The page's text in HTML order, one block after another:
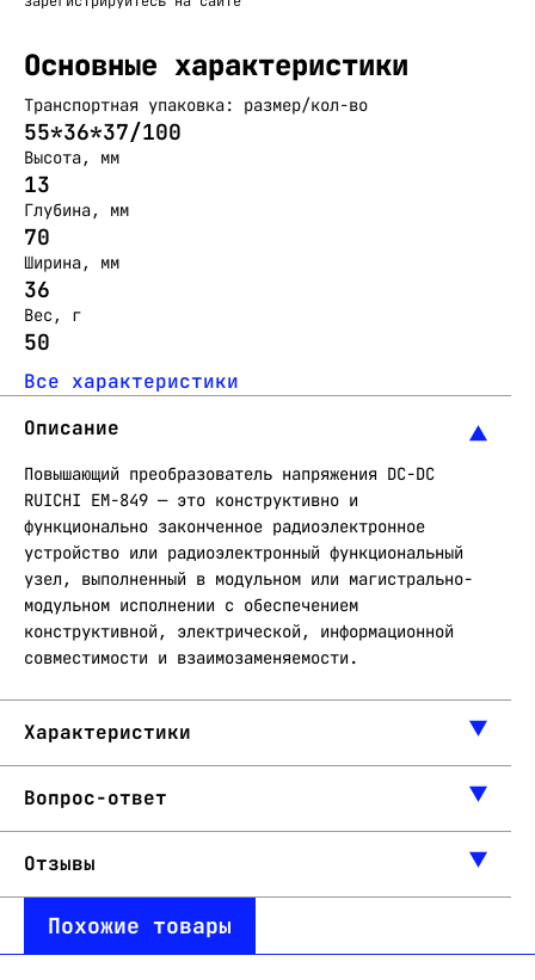
Основные характеристики
Транспортная упаковка: размер/кол-во
55*36*37/100
Высота, мм
13
Глубина, мм
70
Ширина, мм
36
Вес, г
50
Все характеристики
Описание
Повышающий преобразователь напряжения DC-DC
RUICHI EM-849 — это конструктивно и
функционально законченное радиоэлектронное
устройство или радиоэлектронный функциональный
узел, выполненный в модульном или магистрально-
модульном исполнении с обеспечением
конструктивной, электрической, информационной
совместимости и взаимозаменяемости.
Характеристики
Вопрос-ответ
Отзывы
Похожие товары